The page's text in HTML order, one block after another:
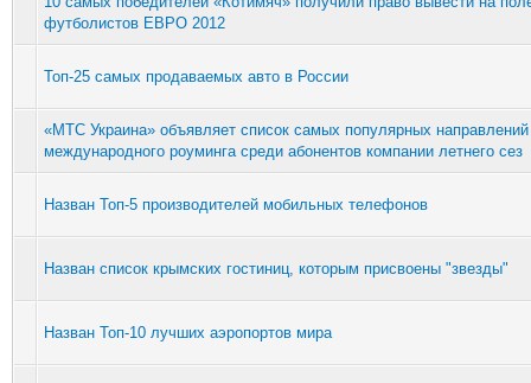
футболистов ЕВРО 2012
Топ-25 самых продаваемых авто в России
«МТС Украина» объявляет список самых популярных направлений
международного роуминга среди абонентов компании летнего сез
Назван Топ-5 производителей мобильных телефонов
Назван список крымских гостиниц, которым присвоены "звезды"
Назван Топ-10 лучших аэропортов мира